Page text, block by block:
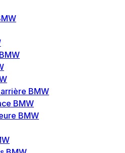
BMW
BMW
BMW